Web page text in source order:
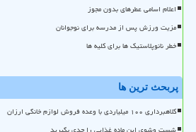
اعلام اسامی عطرهای بدون مجوز
مزیت ورزش پس از مدرسه برای نوجوانان
خطر نانوپلاستیک ها برای کلیه ها
پربحث ترین ها
کلاهبرداری ۱۰۰ میلیاردی با وعده فروش لوازم خانگی ارزان